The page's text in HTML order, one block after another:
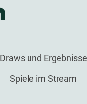
Draws und Ergebnisse
Spiele im Stream